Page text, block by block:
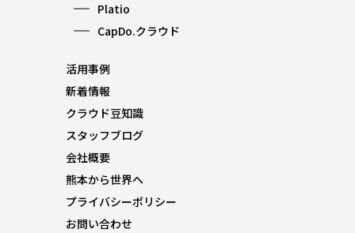
Platio
CapDo.クラウド
活用事例
新着情報
クラウド豆知識
スタッフブログ
会社概要
熊本から世界へ
プライバシーポリシー
お問い合わせ